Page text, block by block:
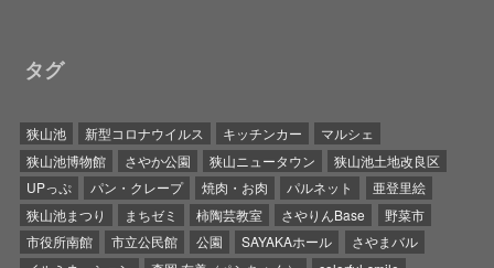
タグ
狭山池 新型コロナウイルス キッチンカー
マルシェ
狭山池博物館
さやか公園 狭山ニュータウン
狭山池土地改良区
UPっぷ
パン・クレープ 焼肉・お肉 パルネット
亜登里絵
狭山池まつり
まちゼミ 柿陶芸教室 さやりんBase
野菜市
市役所南館
市立公民館 公園 SAYAKAホール
さやまバル